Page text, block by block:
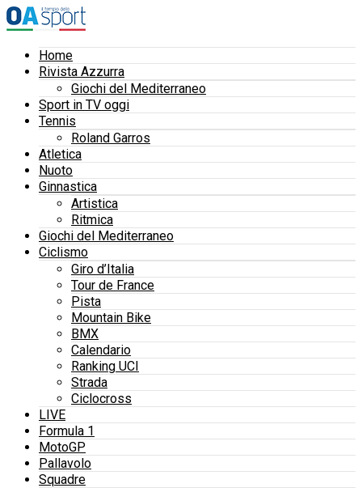
Home
Rivista Azzurra
Giochi del Mediterraneo
Sport in TV oggi
Tennis
Roland Garros
Atletica
Nuoto
Ginnastica
Artistica
Ritmica
Giochi del Mediterraneo
Ciclismo
Giro d’Italia
Tour de France
Pista
Mountain Bike
BMX
Calendario
Ranking UCI
Strada
Ciclocross
LIVE
Formula 1
MotoGP
Pallavolo
Squadre